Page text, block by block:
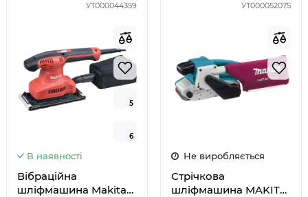
УТ000044359
5
6
5
6
В наявності
Вібраційна
шліфмашина Makita
УТ000052075
Не виробляється
Стрічкова
шліфмашина MAKITA